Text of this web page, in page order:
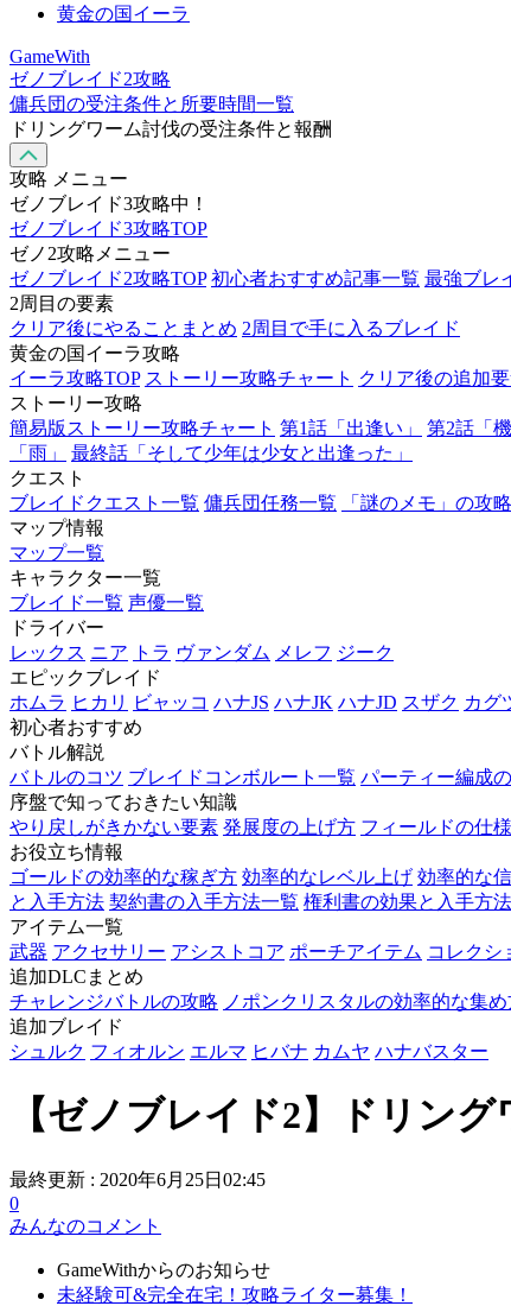
黄金の国イーラ
GameWith
ゼノブレイド2攻略
傭兵団の受注条件と所要時間一覧
ドリングワーム討伐の受注条件と報酬
攻略 メニュー
ゼノブレイド3攻略中！
ゼノブレイド3攻略TOP
ゼノ2攻略メニュー
ゼノブレイド2攻略TOP 初心者おすすめ記事一覧 最強ブレ
2周目の要素
クリア後にやることまとめ 2周目で手に入るブレイド
黄金の国イーラ攻略
イーラ攻略TOP ストーリー攻略チャート クリア後の追加
ストーリー攻略
簡易版ストーリー攻略チャート 第1話「出逢い」 第2話「
「雨」
最終話「そして少年は少女と出逢った」
クエスト
ブレイドクエスト一覧 傭兵団任務一覧 「謎のメモ」の攻略
マップ情報
マップ一覧
キャラクター一覧
ブレイド一覧 声優一覧
ドライバー
レックス ニア トラ ヴァンダム メレフ ジーク
エピックブレイド
ホムラ ヒカリ ビャッコ ハナJS ハナJK ハナJD スザク カグ
初心者おすすめ
バトル解説
バトルのコツ ブレイドコンボルート一覧 パーティー編成
序盤で知っておきたい知識
やり戻しがきかない要素 発展度の上げ方 フィールドの仕
お役立ち情報
ゴールドの効率的な稼ぎ方 効率的なレベル上げ 効率的な
と入手方法 契約書の入手方法一覧 権利書の効果と入手方
アイテム一覧
武器 アクセサリー アシストコア ポーチアイテム コレクシ
追加DLCまとめ
チャレンジバトルの攻略 ノポンクリスタルの効率的な集
追加ブレイド
シュルク フィオルン エルマ ヒバナ カムヤ ハナバスター
【ゼノブレイド2】ドリン
最終更新 : 2020年6月25日02:45
0
みんなのコメント
GameWithからのお知らせ
未経験可&完全在宅！攻略ライター募集！